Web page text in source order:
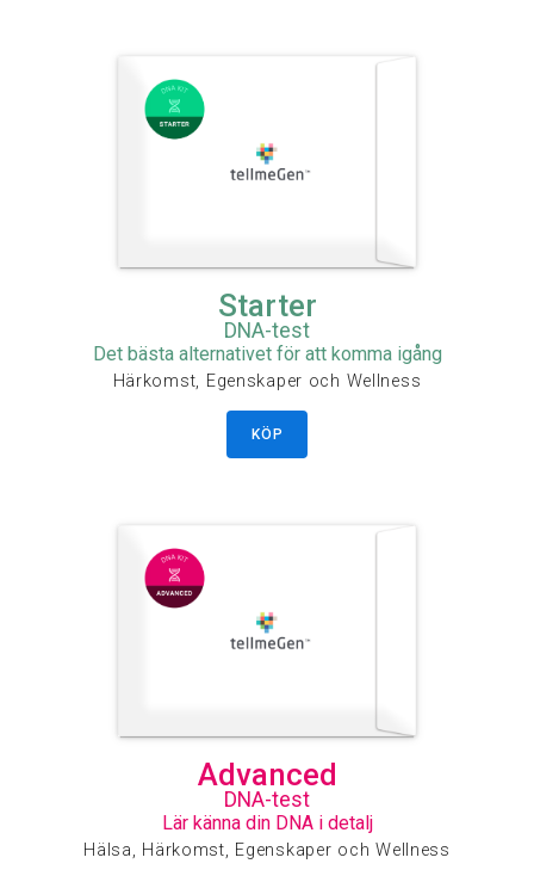
Starter
DNA-test
Det bästa alternativet för att komma igång
Härkomst, Egenskaper och Wellness
KÖP
Advanced
DNA-test
Lär känna din DNA i detalj
Hälsa, Härkomst, Egenskaper och Wellness